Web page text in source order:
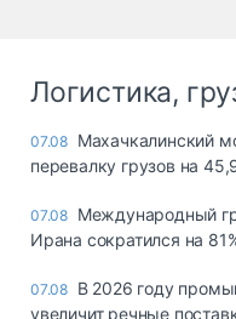
Логистика,
07.08 Махачкалинский
перевалку грузов на
07.08 Международный
Ирана сократился на
07.08 В 2026 году
увеличит речные